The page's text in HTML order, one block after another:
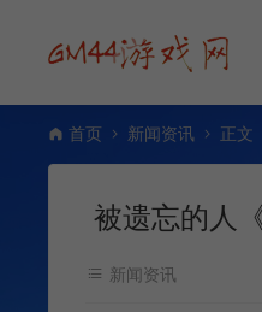
首页 新闻资讯 正文
被遗忘的人
新闻资讯